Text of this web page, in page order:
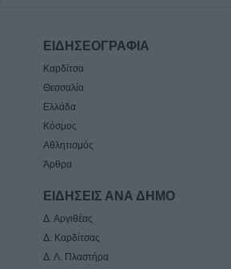
ΕΙΔΗΣΕΟΓΡΑΦΙΑ
Καρδίτσα
Θεσσαλία
Ελλάδα
Κόσμος
Αθλητισμός
Άρθρα
ΕΙΔΗΣΕΙΣ ΑΝΑ ΔΗΜΟ
Δ. Αργιθέας
Δ. Καρδίτσας
Δ. Λ. Πλαστήρα